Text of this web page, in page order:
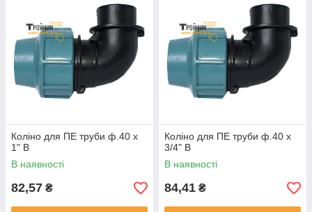
Коліно для ПЕ труби ф.40 х
1" В
В наявності
82,57 ₴
Коліно для ПЕ труби ф.40 х
3/4" В
В наявності
84,41 ₴